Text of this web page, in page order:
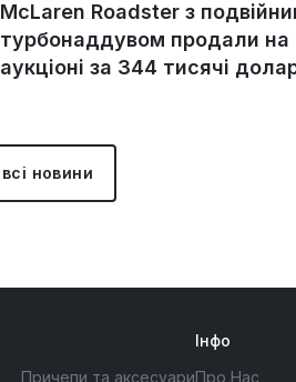
McLaren Roadster з
турбонаддувом продали на
аукціоні за 344 тисячі
новини
Причепи та аксесуари
Інфо
Про Нас